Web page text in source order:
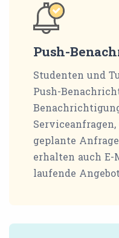
Push-
Studenten und
Push-
geplante
erhalten auch E-
laufende